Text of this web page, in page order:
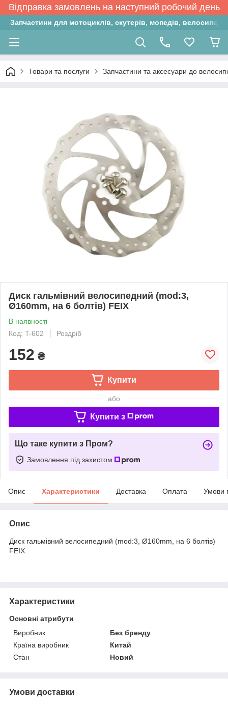
Відправка замовлень на наступний робочий день
Запчастини для мотоциклів, скутерів, мопедів,
Товари та послуги Запчастини та аксесуари до
Диск гальмівний велосипедний (mod:3,
Ø160mm, на 6 болтів) FEIX
В наявності
Код: T-602
Роздріб
152 ₴
Купити
або
Купити з
Що таке купити з Пром?
Замовлення під захистом
Опис Характеристики Доставка Оплата Умови
Опис
Диск гальмівний велосипедний (mod:3, Ø160mm, на 6 болтів)
FEIX.
Характеристики
Основні атрибути
Виробник
Без бренду
Країна виробник
Китай
Стан
Новий
Умови доставки